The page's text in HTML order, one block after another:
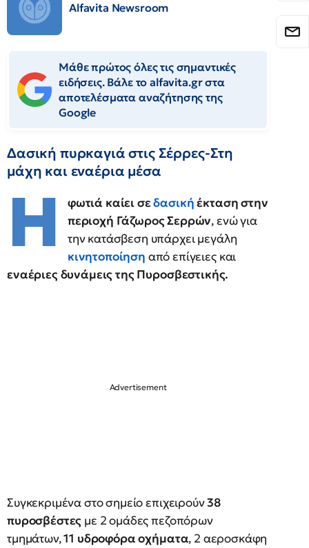
Alfavita Newsroom
Μάθε πρώτος όλες τις σημαντικές
ειδήσεις. Βάλε το alfavita.gr στα
αποτελέσματα αναζήτησης της
Google
Δασική πυρκαγιά στις Σέρρες-Στη
μάχη και εναέρια μέσα
Η φωτιά καίει σεδασικήέκταση στην
περιοχή Γάζωρος Σερρών, ενώ για
την κατάσβεση υπάρχει μεγάλη
κινητοποίηση από επίγειες και
εναέριες δυνάμεις της Πυροσβεστικής.
Συγκεκριμένα στο σημείο επιχειρούν38
πυροσβέστες με 2 ομάδες πεζοπόρων
τμημάτων,11 υδροφόρα οχήματα, 2 αεροσκάφη